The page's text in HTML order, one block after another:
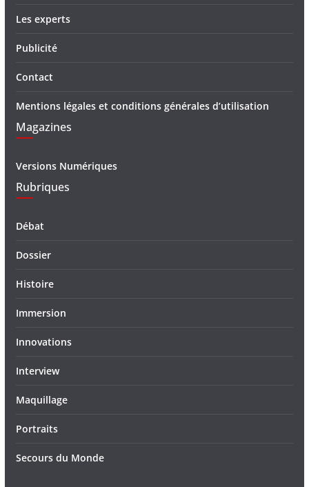
Les experts
Publicité
Contact
Mentions légales et conditions générales d’utilisation
Magazines
Versions Numériques
Rubriques
Débat
Dossier
Histoire
Immersion
Innovations
Interview
Maquillage
Portraits
Secours du Monde